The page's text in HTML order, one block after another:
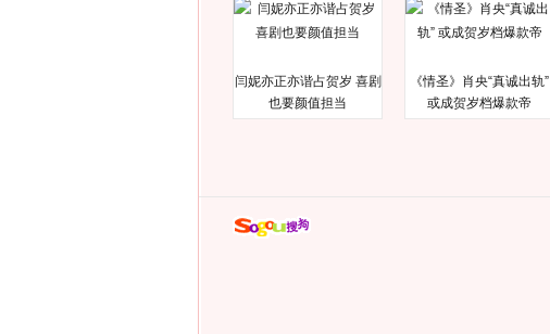
闫妮亦正亦谐占贺岁 喜剧
也要颜值担当
《情圣》肖央“真诚出轨”
或成贺岁档爆款帝